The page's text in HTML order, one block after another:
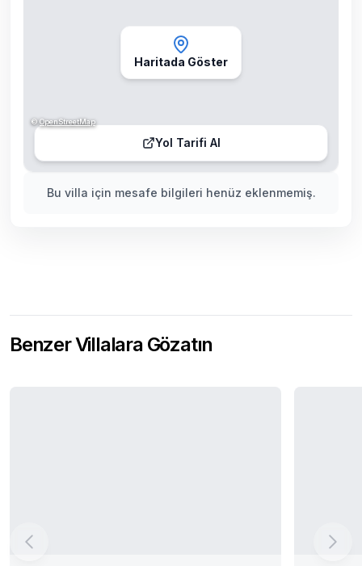
Bu villa için mesafe bilgileri henüz eklenmemiş.
Haritada Göster
Yol Tarifi Al
©OpenStreetMap
Benzer Villalara Gözatın